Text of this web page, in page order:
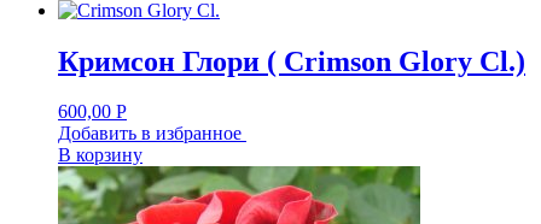
Кримсон Глори ( Crimson Glory Cl.)
600,00 Р
Добавить в избранное
В корзину